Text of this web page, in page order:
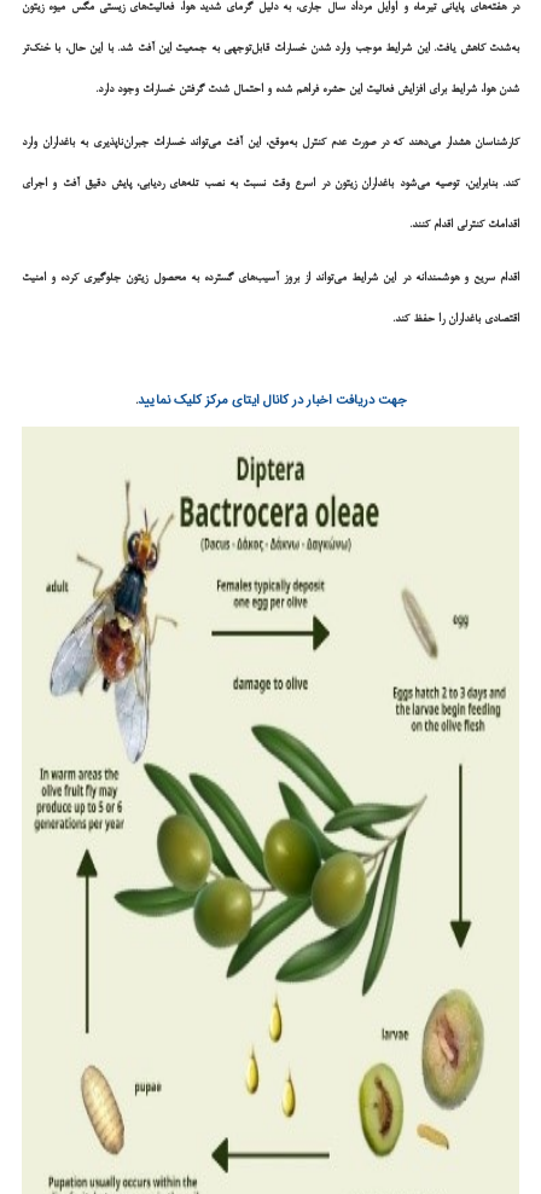
در هفته‌های پایانی تیرماه و اوایل مرداد سال جاری، به دلیل گرمای شدید هوا، فعالیت‌های زیستی مگس میوه زیتون
به‌شدت کاهش یافت. این شرایط موجب وارد شدن خسارات قابل‌توجهی به جمعیت این آفت شد. با این حال، با خنک‌تر
شدن هوا، شرایط برای افزایش فعالیت این حشره فراهم شده و احتمال شدت گرفتن خسارات وجود دارد.
کارشناسان هشدار می‌دهند که در صورت عدم کنترل به‌موقع، این آفت می‌تواند خسارات جبران‌ناپذیری به باغداران وارد
کند. بنابراین، توصیه می‌شود باغداران زیتون در اسرع وقت نسبت به نصب تله‌های ردیابی، پایش دقیق آفت و اجرای
اقدامات کنترلی اقدام کنند.
اقدام سریع و هوشمندانه در این شرایط می‌تواند از بروز آسیب‌های گسترده به محصول زیتون جلوگیری کرده و امنیت
اقتصادی باغداران را حفظ کند.
جهت دریافت اخبار در کانال ایتای مرکز کلیک نمایید.